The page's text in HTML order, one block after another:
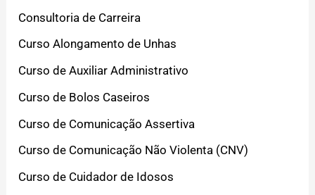
Consultoria de Carreira
Curso Alongamento de Unhas
Curso de Auxiliar Administrativo
Curso de Bolos Caseiros
Curso de Comunicação Assertiva
Curso de Comunicação Não Violenta (CNV)
Curso de Cuidador de Idosos